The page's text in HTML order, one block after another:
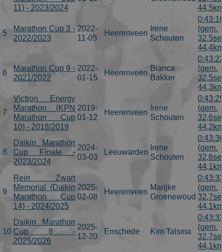
11) - 2023/2024
5
Marathon Cup 3 -
2022/2023
2022-
11-05
Heerenveen
Irene
Schouten
(gem.
6
Marathon Cup 9 -
2021/2022
2022-
01-15
Heerenveen
Bianca
Bakker
(gem.
7
Victron Energy
Marathon (KPN
Marathon Cup
10) - 2018/2019
2019-
01-12
Heerenveen
Irene
Schouten
(gem.
8
Daikin Marathon
Cup Finale -
2023/2024
2024-
03-03
Leeuwarden
Irene
Schouten
(gem.
9
Rein Zwart
Memorial (Daikin
Marathon Cup
14) - 2024/2025
2025-
02-08
Heerenveen
Marijke
Groenewoud
(gem.
10
Daikin Marathon
Cup 8 -
2025/2026
2025-
12-20
Enschede Kim Talsma
(gem.